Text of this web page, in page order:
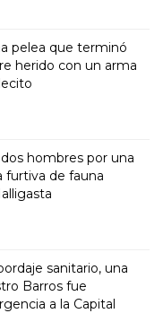
pelea que terminó
herido con un arma
hombres por una
furtiva de fauna
sanitario, una
Barros fue
a la Capital